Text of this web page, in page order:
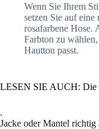
Wenn Sie Ihrem
setzen Sie auf eine
rosafarbene Hose.
Farbton zu
Hautton passt.
LESEN SIE AUCH: Die
.
Jacke oder Mantel richtig